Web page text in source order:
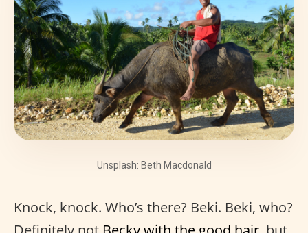
Unsplash: Beth Macdonald
Knock, knock. Who’s there? Beki. Beki, who?